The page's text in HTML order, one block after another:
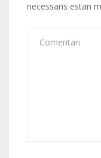
necessaris estan